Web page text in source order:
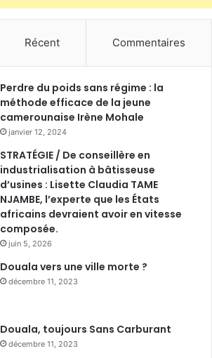
Récent Commentaires
Perdre du poids sans régime : la
méthode efficace de la jeune
camerounaise Irène Mohale
janvier 12, 2024
STRATÉGIE / De conseillère en
industrialisation à bâtisseuse
d’usines : Lisette Claudia TAME
NJAMBE, l’experte que les États
africains devraient avoir en vitesse
composée.
juin 5, 2026
Douala vers une ville morte ?
décembre 11, 2023
Douala, toujours Sans Carburant
décembre 11, 2023